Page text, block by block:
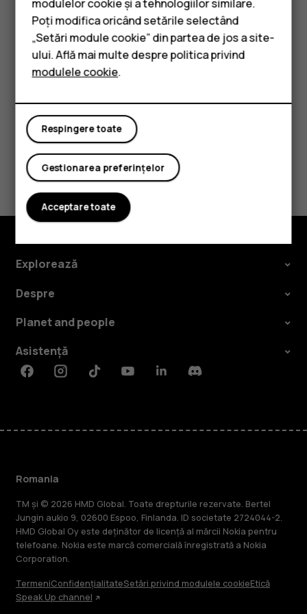
Telefoane clasice
Accesorii
Tablete
să o faceți.
Utilizați tastele numerice pentru a scrie ambele
unități de măsură. Convertorul convertește automat
unitățile de măsură.
Considerați utile aceste informații?
Da Nu
Explorează
Despre
Planet and people
Asistență
FacebookInstagramTiktokYoutubeLinkedinDiscord
Romania
TM și © 2026 HMD Global. Toate drepturile rezervate. Bertel
Jungin aukio 9, 02600 Espoo, Finlanda. ID societate 2724044-2.
HMD Global Oy este deținător de licență al mărcii Nokia pentru
telefoane. Nokia este marcă comercială înregistrată a Nokia
Corporation.
TermeniConfidențialitateSetări privind modulele cookieEtică
Speak Up channel
Poți modifica oricând setările selectând
„Setări module cookie” din partea de jos a site-
ului. Află mai multe despre politica privind
modulele cookie.
Respingere toate
Gestionarea preferințelor
Acceptare toate